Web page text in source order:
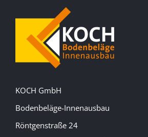
KOCH GmbH
Bodenbeläge-Innenausbau
Röntgenstraße 24